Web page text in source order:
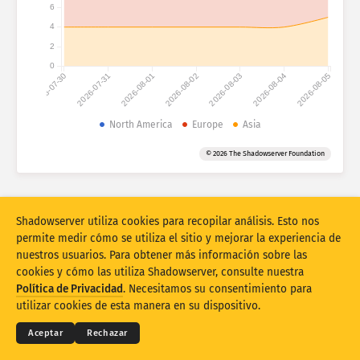
Estadísticas de ataques: vulnerabilidades
Estadísticas de ataques: dispositivos
Etiquetas
Agrupar por
Stacking
Apilados Superpuestos
Actualizar automáticamente los resultados
Descargar como PNG
2026-07-30 2026-07-31 2026-08-01 2026-08-02 2026-08-03 2026-08-04 2026-08-05
0
2
4
6
North America Europe Asia
© 2026 The Shadowserver Foundation
© 2026THE SHADOWSERVER FOUNDATION
Términos y privacidad
Contacte con nosotros
Créditos
Shadowserver utiliza cookies para recopilar análisis. Esto nos
permite medir cómo se utiliza el sitio y mejorar la experiencia de
nuestros usuarios. Para obtener más información sobre las
cookies y cómo las utiliza Shadowserver, consulte nuestra
Política de Privacidad. Necesitamos su consentimiento para
utilizar cookies de esta manera en su dispositivo.
Aceptar Rechazar